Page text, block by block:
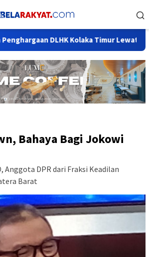
DLHK Kolaka Timur Lewat Program Bank
Bahaya Bagi Jokowi
Anggota DPR dari Fraksi Keadilan
Barat